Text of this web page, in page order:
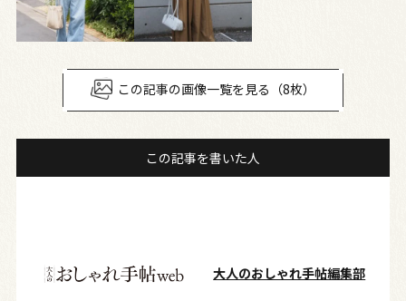
この記事の画像一覧を見る（8枚）
この記事を書いた人
大人のおしゃれ手帖編集部